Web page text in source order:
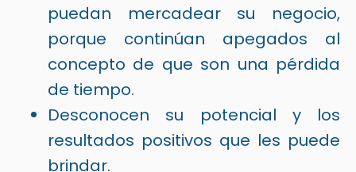
puedan mercadear su negocio,
porque continúan apegados al
concepto de que son una pérdida
de tiempo.
Desconocen su potencial y los
resultados positivos que les puede
brindar.